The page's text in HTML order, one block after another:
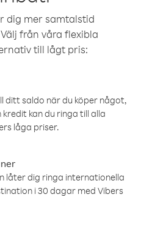
dig mer samtalstid
från våra flexibla
till lågt pris:
ditt saldo när du köper något,
kan du ringa till alla
låga priser.
låter dig ringa internationella
i 30 dagar med Vibers